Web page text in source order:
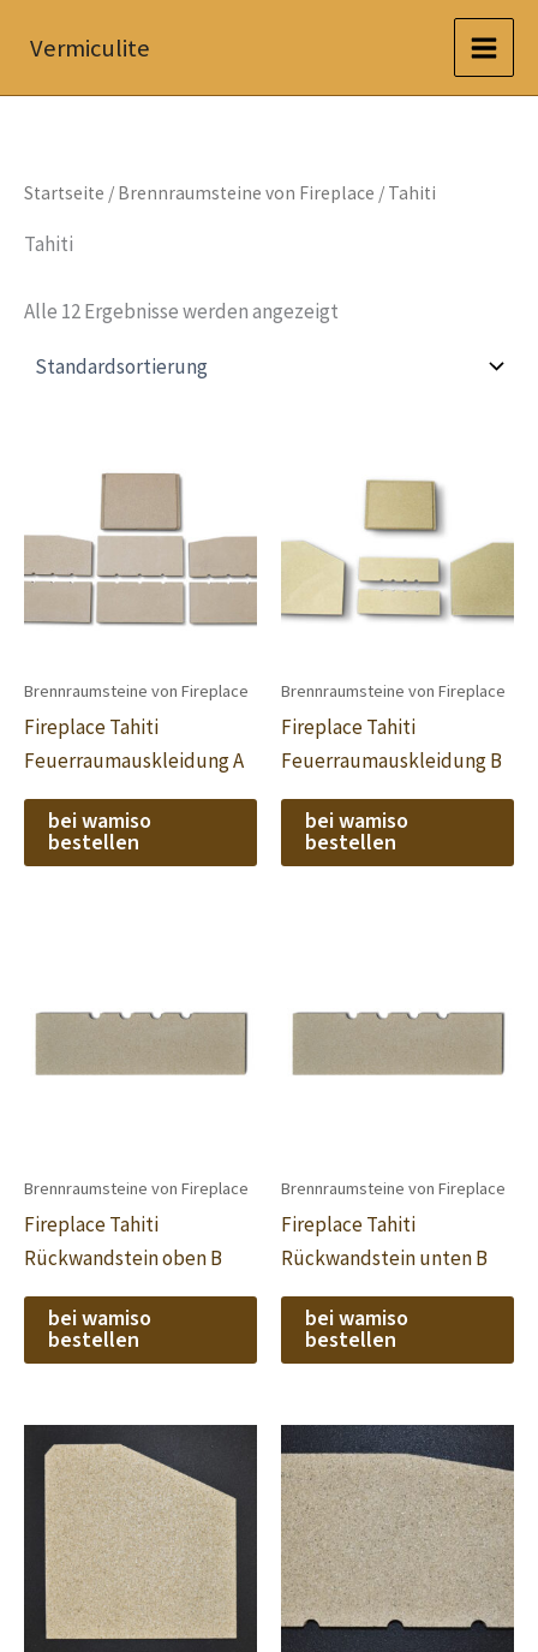
InhaltVermiculite
Startseite / Brennraumsteine von Fireplace / Tahiti
Tahiti
Alle 12 Ergebnisse werden angezeigt
Brennraumsteine von Fireplace
Fireplace Tahiti
Feuerraumauskleidung A
bei wamiso
bestellen
Brennraumsteine von Fireplace
Fireplace Tahiti
Feuerraumauskleidung B
bei wamiso
bestellen
Brennraumsteine von Fireplace
Fireplace Tahiti
Rückwandstein oben B
bei wamiso
bestellen
Brennraumsteine von Fireplace
Fireplace Tahiti
Rückwandstein unten B
bei wamiso
bestellen